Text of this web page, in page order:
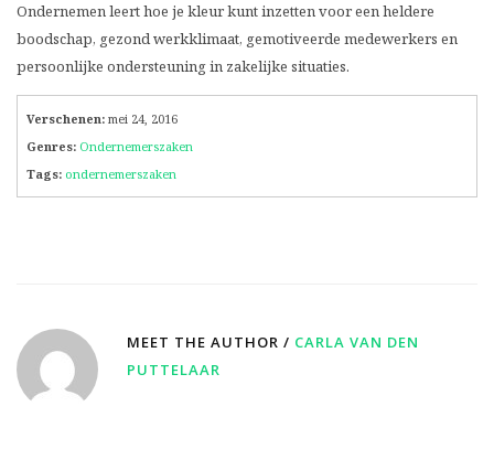
Ondernemen leert hoe je kleur kunt inzetten voor een heldere
boodschap, gezond werkklimaat, gemotiveerde medewerkers en
persoonlijke ondersteuning in zakelijke situaties.
Verschenen: mei 24, 2016
Genres: Ondernemerszaken
Tags: ondernemerszaken
MEET THE AUTHOR / CARLA VAN DEN
PUTTELAAR